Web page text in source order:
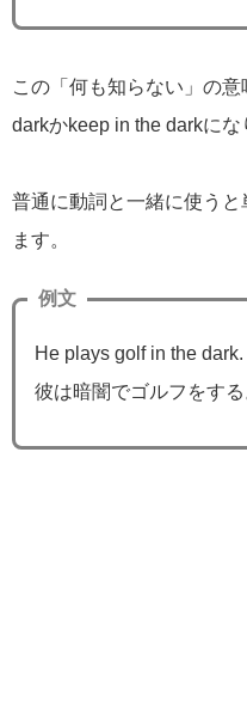
この「何も知らない」の
darkかkeep in the darkにな
普通に動詞と一緒に使う
ます。
例文
He plays golf in the dark.
彼は暗闇でゴルフをする